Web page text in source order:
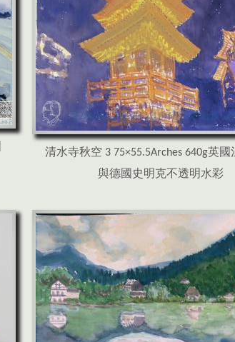
清水寺秋空 3 75×55.5Arches 640g英
與德國史明克不透明水彩